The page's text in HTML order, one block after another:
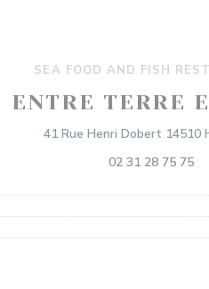
SEA FOOD AND FISH
ENTRE TERRE
41 Rue Henri Dobert 14510
02 31 28 75 75